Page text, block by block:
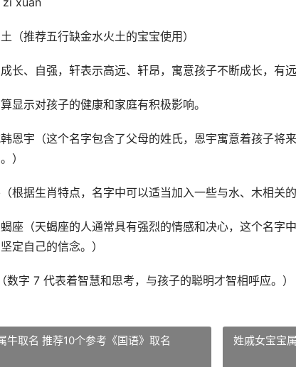
（推荐五行缺金水火土的宝宝使用）
长、自强，轩表示高远、轩昂，寓意孩子不断成长，有远
显示对孩子的健康和家庭有积极影响。
恩宇（这个名字包含了父母的姓氏，恩宇寓意着孩子将
）
根据生肖特点，名字中可以适当加入一些与水、木相关
座（天蝎座的人通常具有强烈的情感和决心，这个名字
定自己的信念。）
数字 7 代表着智慧和思考，与孩子的聪明才智相呼应。）
牛取名 推荐10个参考《国语》取名 姓戚女宝宝